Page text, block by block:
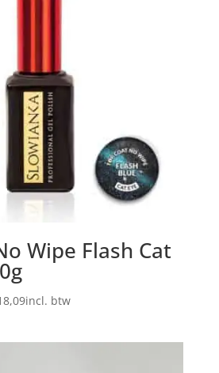
Wipe Flash Cat
incl. btw